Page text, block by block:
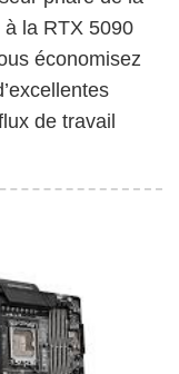
la RTX 5090
économisez
de travail